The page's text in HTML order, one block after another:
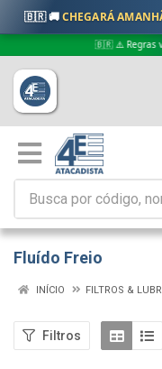
🇧🇷 🚚CHEGARÁ
🇧🇷 ⚠️ Regras
Fluído Freio
INÍCIO FILTROS &
Filtros